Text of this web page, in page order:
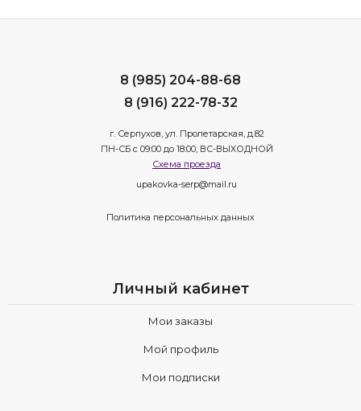
8 (985) 204-88-68
8 (916) 222-78-32
г. Серпухов, ул. Пролетарская, д.82
ПН-СБ с 09:00 до 18:00, ВС-ВЫХОДНОЙ
Схема проезда
upakovka-serp@mail.ru
Политика персональных данных
Личный кабинет
Мои заказы
Мой профиль
Мои подписки